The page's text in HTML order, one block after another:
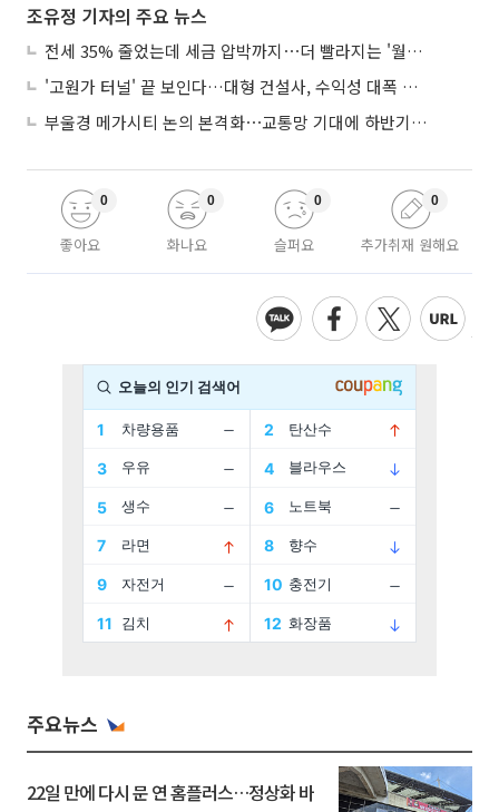
조유정 기자의 주요 뉴스
전세 35% 줄었는데 세금 압박까지⋯더 빨라지는 '월세화'
'고원가 터널' 끝 보인다…대형 건설사, 수익성 대폭 개선
부울경 메가시티 논의 본격화⋯교통망 기대에 하반기 분양시장 '주목'
좋아요
0
화나요
0
슬퍼요
0
추가취재 원해요
0
주요뉴스
22일 만에 다시 문 연 홈플러스…정상화 바